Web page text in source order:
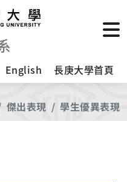
English 長庚大學首頁
傑出表現 學生優異表現